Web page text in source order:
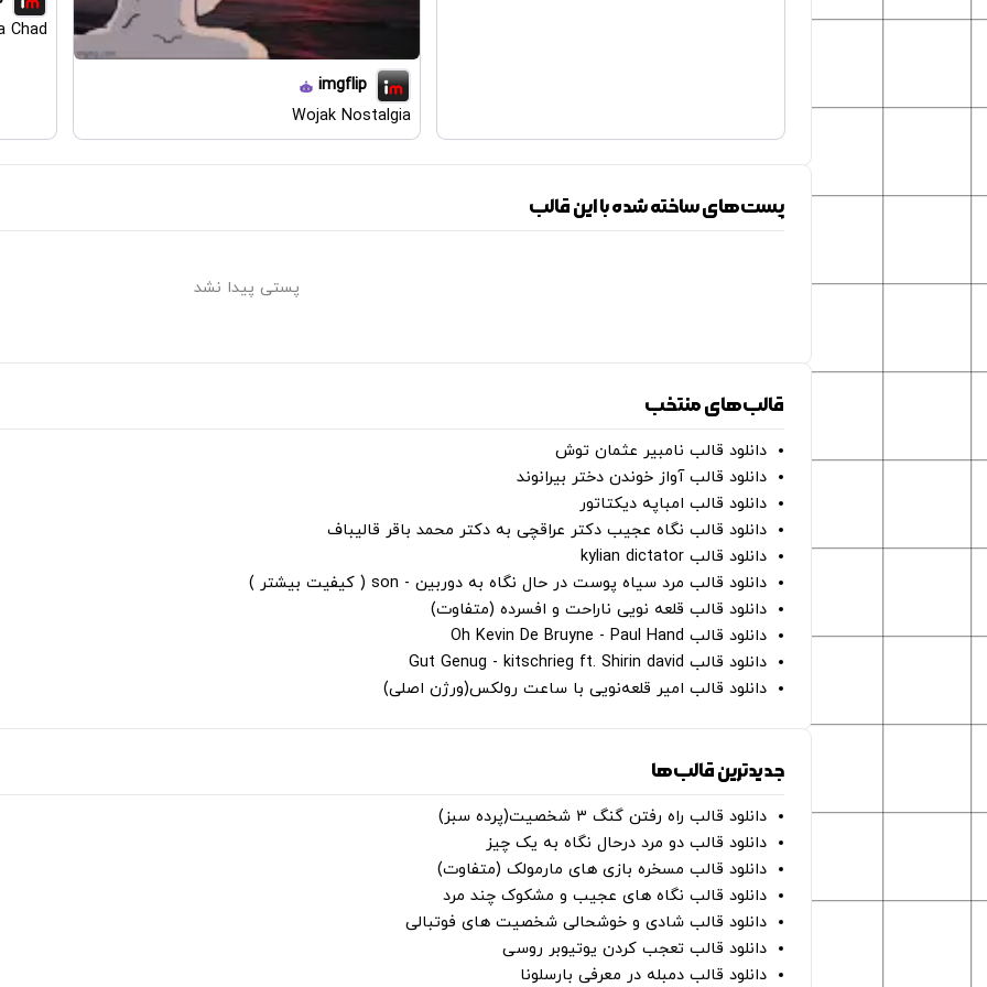
imgflip
Wojak Nostalgia
Chad
پست‌های ساخته شده با این قالب
پستی پیدا نشد
قالب‌های منتخب
دانلود قالب نامبیر عثمان ‌توش
دانلود قالب آواز خوندن دختر بیرانوند
دانلود قالب امباپه دیکتاتور
دانلود قالب نگاه عجیب دکتر عراقچی به دکتر محمد باقر قالیباف
دانلود قالب kylian dictator
دانلود قالب مرد سیاه پوست در حال نگاه به دوربین - son ( کیفیت بیشتر )
دانلود قالب قلعه نویی ناراحت و افسرده (متفاوت)
دانلود قالب Oh Kevin De Bruyne - Paul Hand
دانلود قالب Gut Genug - kitschrieg ft. Shirin david
دانلود قالب امیر قلعه‌نویی با ساعت رولکس(ورژن اصلی)
جدیدترین قالب‌ها
دانلود قالب راه رفتن گنگ ۳ شخصیت(پرده سبز)
دانلود قالب دو مرد درحال نگاه به یک چیز
دانلود قالب مسخره بازی های مارمولک (متفاوت)
دانلود قالب نگاه های عجیب و مشکوک چند مرد
دانلود قالب شادی و خوشحالی شخصیت های فوتبالی
دانلود قالب تعجب کردن یوتیوبر روسی
دانلود قالب دمبله در معرفی بارسلونا